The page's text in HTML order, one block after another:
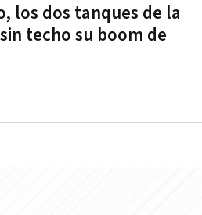
los dos tanques de la
techo su boom de